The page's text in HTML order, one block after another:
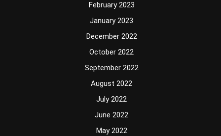
February 2023
January 2023
December 2022
October 2022
September 2022
August 2022
July 2022
June 2022
May 2022